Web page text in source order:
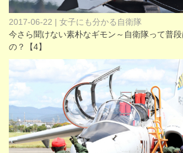
2017-06-22 | 女子にも分かる自衛隊
今さら聞けない素朴なギモン～自衛隊って普
の？【4】